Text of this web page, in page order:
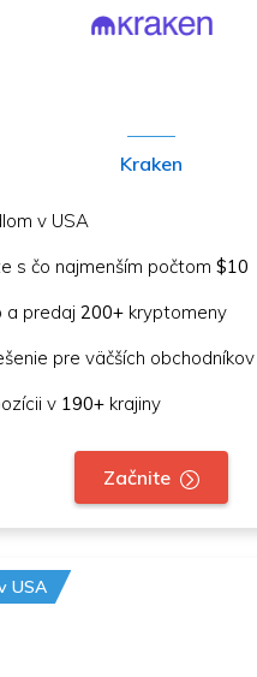
Kraken
v USA
s čo najmenším počtom$10
a predaj200+ kryptomeny
pre väčších obchodníkov
v 190+ krajiny
Začnite
USA